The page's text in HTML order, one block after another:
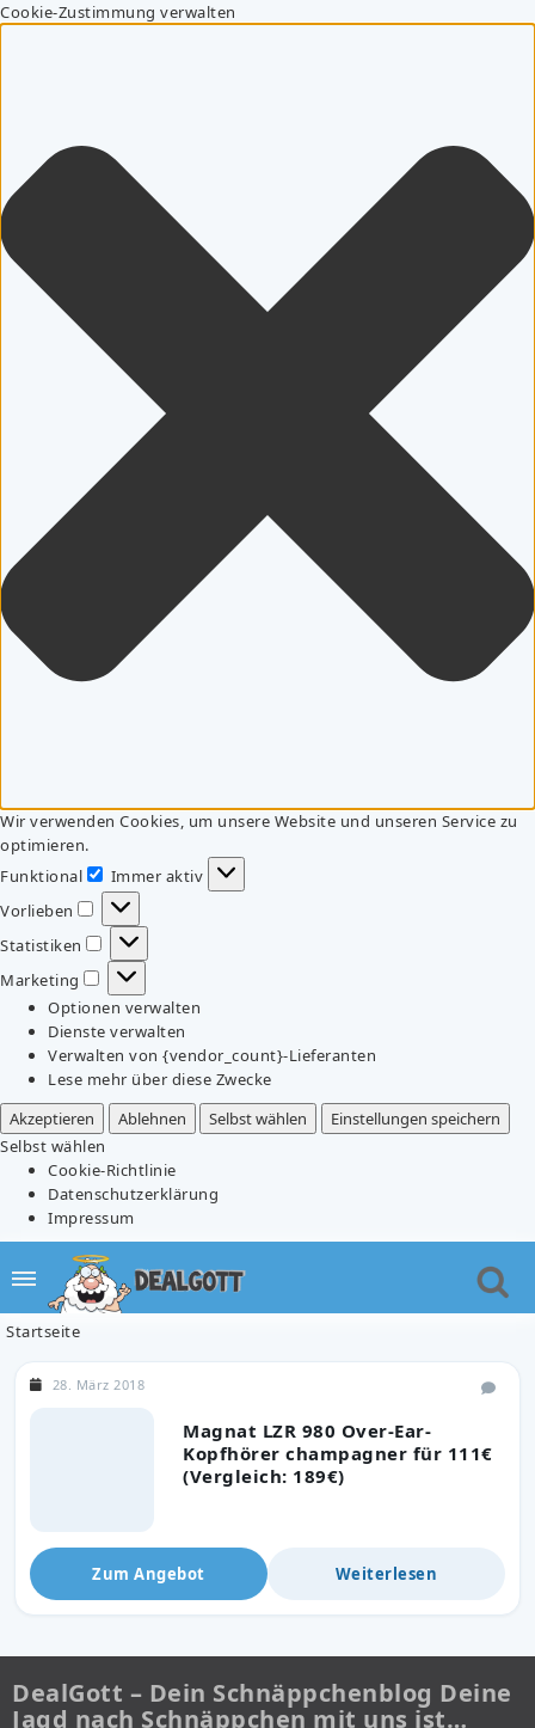
Cookie-Zustimmung verwalten
Wir verwenden Cookies, um unsere Website und unseren Service zu
optimieren.
Funktional
Funktional
Immer aktiv
Vorlieben
Vorlieben
Statistiken
Statistiken
Marketing
Marketing
Optionen verwalten
Dienste verwalten
Verwalten von {vendor_count}-Lieferanten
Lese mehr über diese Zwecke
Akzeptieren
Ablehnen Selbst wählen
Einstellungen speichern
Selbst wählen
Cookie-Richtlinie
Datenschutzerklärung
Impressum
Startseite
Magnat LZR 980 Over-Ear-
Kopfhörer champagner für 111€
(Vergleich: 189€)
28. März 2018
Zum Angebot Weiterlesen
DealGott – Dein Schnäppchenblog Deine
Jagd nach Schnäppchen mit uns ist…